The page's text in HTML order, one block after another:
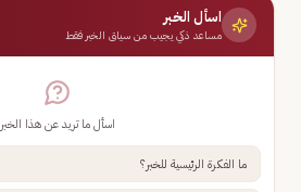
اسأل الخبر
مساعد ذكي يجيب من سياق الخبر فقط
اسأل ما تريد عن هذا الخبر
ما الفكرة الرئيسية للخبر؟